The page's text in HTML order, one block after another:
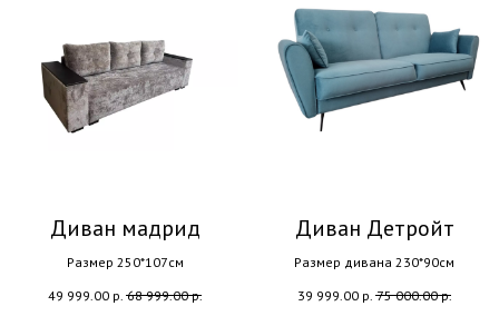
Диван мадрид
Размер 250*107см
49 999.00 р. 68 999.00 р.
Диван Детройт
Размер дивана 230*90см
39 999.00 р. 75 000.00 р.